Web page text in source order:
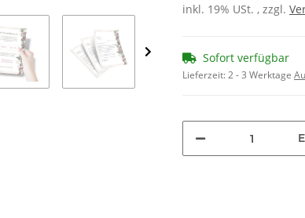
inkl. 19% USt. , zzgl.
Sofort verfügbar
Lieferzeit:2 - 3 Werktage